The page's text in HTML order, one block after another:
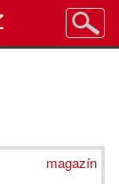
magazín